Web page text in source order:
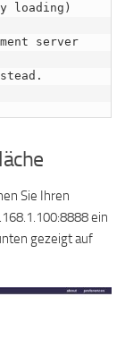
Sie Ihren
ein
gezeigt auf